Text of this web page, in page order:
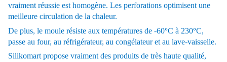
vraiment réussie est homogène. Les perforations optimisent une
meilleure circulation de la chaleur.
De plus, le moule résiste aux températures de -60°C à 230°C,
passe au four, au réfrigérateur, au congélateur et au lave-vaisselle.
Silikomart propose vraiment des produits de très haute qualité,